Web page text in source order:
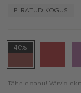
PIIRATUD KOGUS
40%
Tähelepanu! Värvid